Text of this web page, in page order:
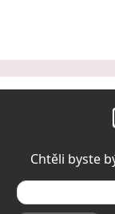
Chtěli byste